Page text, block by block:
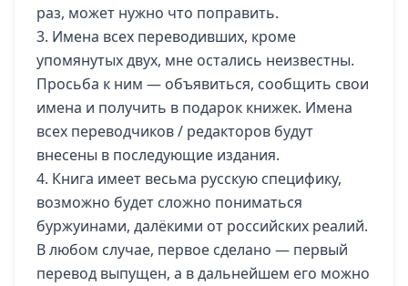
раз, может нужно что поправить.
3. Имена всех переводивших, кроме
упомянутых двух, мне остались неизвестны.
Просьба к ним — объявиться, сообщить свои
имена и получить в подарок книжек. Имена
всех переводчиков / редакторов будут
внесены в последующие издания.
4. Книга имеет весьма русскую специфику,
возможно будет сложно пониматься
буржуинами, далёкими от российских реалий.
В любом случае, первое сделано — первый
перевод выпущен, а в дальнейшем его можно